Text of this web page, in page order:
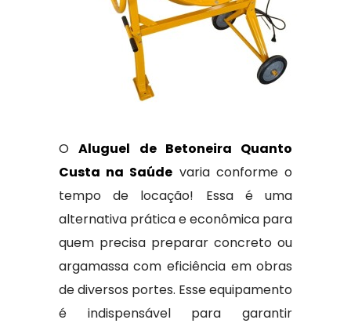
OAluguel de Betoneira Quanto
Custa na Saúde varia conforme o
tempo de locação! Essa é uma
alternativa prática e econômica para
quem precisa preparar concreto ou
argamassa com eficiência em obras
de diversos portes. Esse equipamento
é indispensável para garantir